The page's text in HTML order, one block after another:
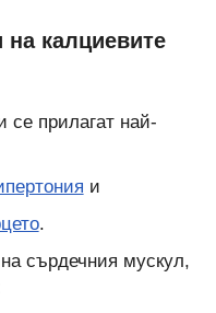
калциевите
се прилагат най-
и
.
сърдечния мускул,